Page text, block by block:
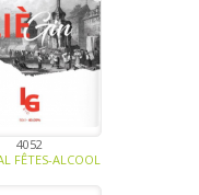
ALCOOL-SOUPE -
4052
FÊTES-ALCOOL -